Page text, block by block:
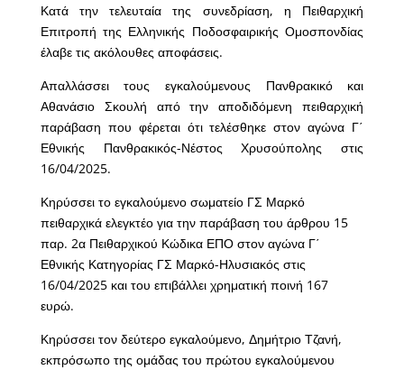
Κατά την τελευταία της συνεδρίαση, η Πειθαρχική
Επιτροπή της Ελληνικής Ποδοσφαιρικής Ομοσπονδίας
έλαβε τις ακόλουθες αποφάσεις.
Απαλλάσσει τους εγκαλούμενους Πανθρακικό και
Αθανάσιο Σκουλή από την αποδιδόμενη πειθαρχική
παράβαση που φέρεται ότι τελέσθηκε στον αγώνα Γ΄
Εθνικής Πανθρακικός-Νέστος Χρυσούπολης στις
16/04/2025.
Κηρύσσει το εγκαλούμενο σωματείο ΓΣ Μαρκό
πειθαρχικά ελεγκτέο για την παράβαση του άρθρου 15
παρ. 2α Πειθαρχικού Κώδικα ΕΠΟ στον αγώνα Γ΄
Εθνικής Κατηγορίας ΓΣ Μαρκό-Ηλυσιακός στις
16/04/2025 και του επιβάλλει χρηματική ποινή 167
ευρώ.
Κηρύσσει τον δεύτερο εγκαλούμενο, Δημήτριο Τζανή,
εκπρόσωπο της ομάδας του πρώτου εγκαλούμενου